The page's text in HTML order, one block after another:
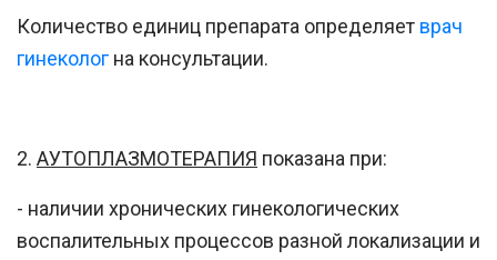
Количество единиц препарата определяет врач
гинеколог на консультации.
2. АУТОПЛАЗМОТЕРАПИЯ показана при:
- наличии хронических гинекологических
воспалительных процессов разной локализации и